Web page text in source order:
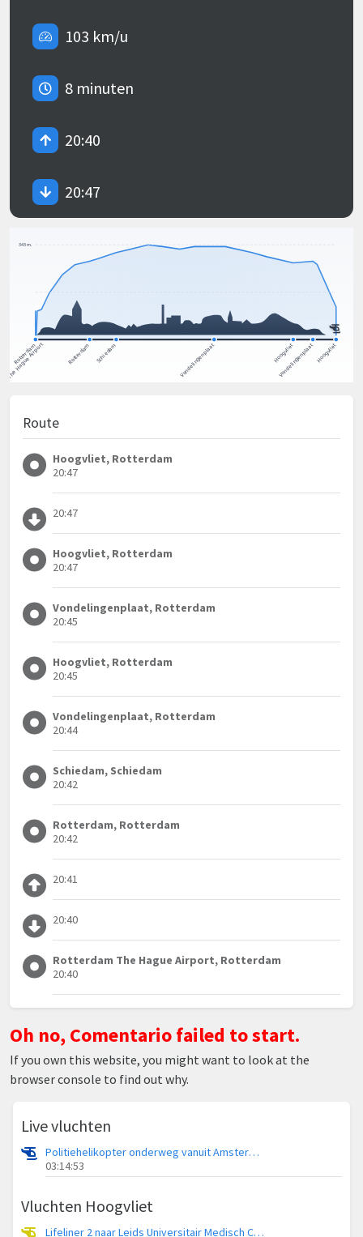
103 km/u
8 minuten
20:40
20:47
Route
Hoogvliet, Rotterdam
20:47
20:47
Hoogvliet, Rotterdam
20:47
Vondelingenplaat, Rotterdam
20:45
Hoogvliet, Rotterdam
20:45
Vondelingenplaat, Rotterdam
20:44
Schiedam, Schiedam
20:42
Rotterdam, Rotterdam
20:42
20:41
20:40
Rotterdam The Hague Airport, Rotterdam
20:40
Oh no, Comentario failed to start.
If you own this website, you might want to look at the
browser console to find out why.
Live vluchten
Politiehelikopter onderweg vanuit Amsterdam Vliegveld Schiphol
03:14:53
Vluchten Hoogvliet
Lifeliner 2 naar Leids Universitair Medisch Centrum (LUMC)